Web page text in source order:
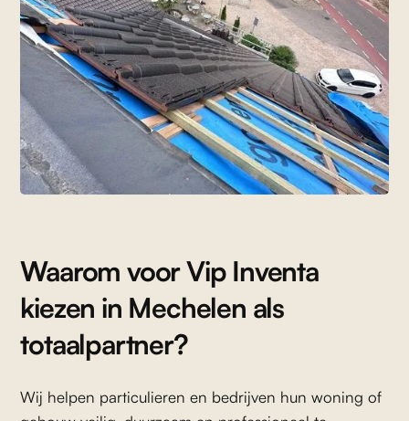
Waarom voor Vip Inventa
kiezen in Mechelen als
totaalpartner?
Wij helpen particulieren en bedrijven hun woning of